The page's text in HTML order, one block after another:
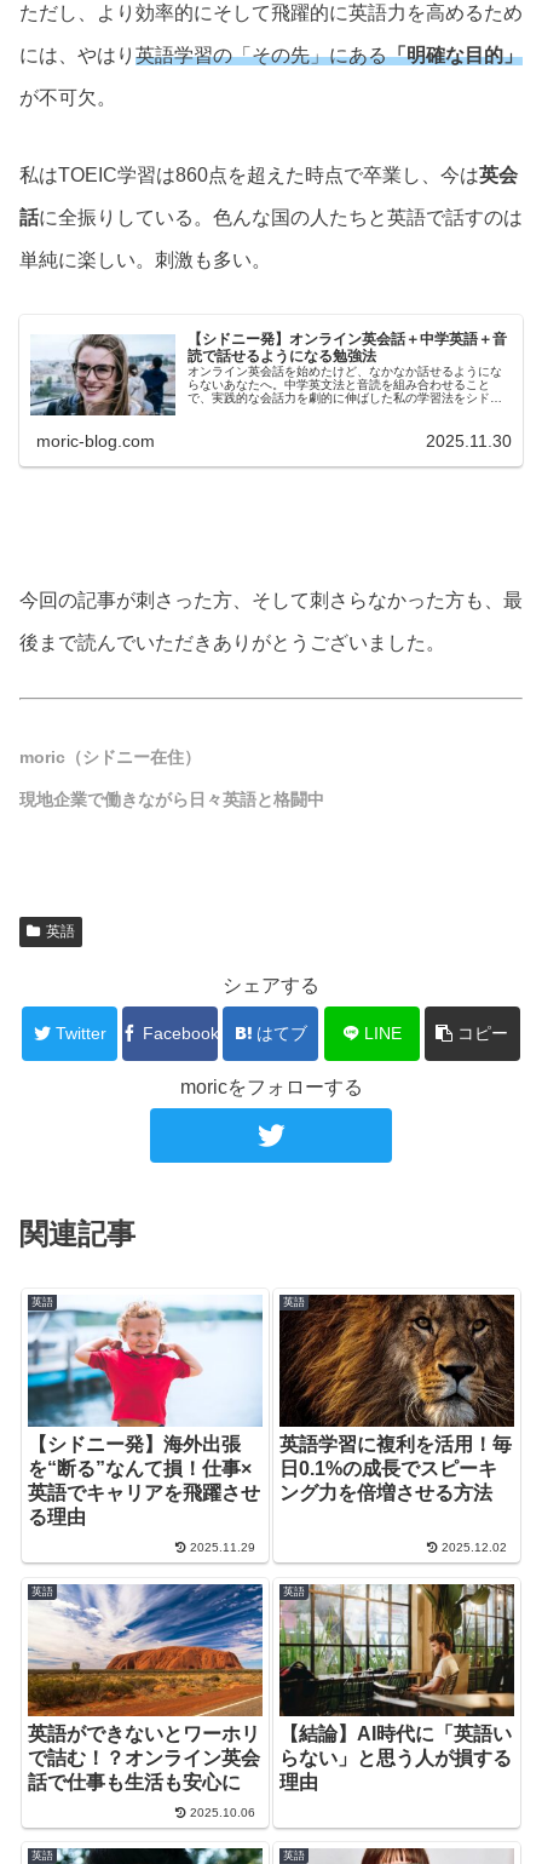
ただし、より効率的にそして飛躍的に英語力を高めるため
には、やはり 英語学習の「その先」にある「明確な目的」
が不可欠。
私はTOEIC学習は860点を超えた時点で卒業し、今は英会
話に全振りしている。色んな国の人たちと英語で話すのは
単純に楽しい。刺激も多い。
【シドニー発】オンライン英会話＋中学英語＋音
読で話せるようになる勉強法
オンライン英会話を始めたけど、なかなか話せるようにな
らないあなたへ。中学英文法と音読を組み合わせること
で、実践的な会話力を劇的に伸ばした私の学習法をシドニ
moric-blog.com 2025.11.30
今回の記事が刺さった方、そして刺さらなかった方も、最
後まで読んでいただきありがとうございました。
moric（シドニー在住）
現地企業で働きながら日々英語と格闘中
英語
シェアする
Twitter Facebook はてブ LINE コピー
moricをフォローする
関連記事
英語
【シドニー発】海外出張
を“断る”なんて損！仕事×
英語でキャリアを飛躍させ
る理由
2025.11.29
英語
英語学習に複利を活用！毎
日0.1%の成長でスピーキ
ング力を倍増させる方法
2025.12.02
英語
英語ができないとワーホリ
で詰む！？オンライン英会
話で仕事も生活も安心に
2025.10.06
英語
【結論】AI時代に「英語い
らない」と思う人が損する
理由
英語 英語